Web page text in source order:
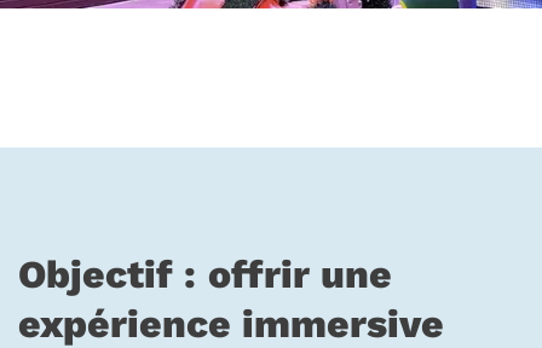
Objectif : offrir une
expérience immersive